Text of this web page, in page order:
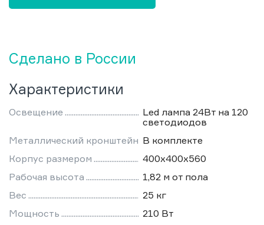
Сделано в России
Характеристики
Освещение
Led лампа 24Вт на 120
светодиодов
Металлический кронштейн В комплекте
Корпус размером
400х400х560
Рабочая высота
1,82 м от пола
Вес
25 кг
Мощность
210 Вт